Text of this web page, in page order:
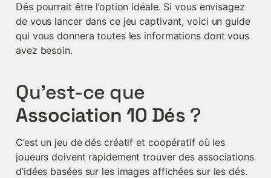
Dés pourrait être l’option idéale. Si vous envisagez
de vous lancer dans ce jeu captivant, voici un guide
qui vous donnera toutes les informations dont vous
avez besoin.
Association 10 Dés ?
C’est un jeu de dés créatif et coopératif où les
joueurs doivent rapidement trouver des associations
d’idées basées sur les images affichées sur les dés.